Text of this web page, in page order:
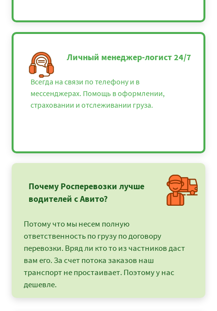
Личный менеджер-логист 24/7
Всегда на связи по телефону и в
мессенджерах. Помощь в оформлении,
страховании и отслеживании груза.
Почему Росперевозки лучше
водителей с Авито?
Потому что мы несем полную
ответственность по грузу по договору
перевозки. Вряд ли кто то из частников даст
вам его. За счет потока заказов наш
транспорт не простаивает. Поэтому у нас
дешевле.